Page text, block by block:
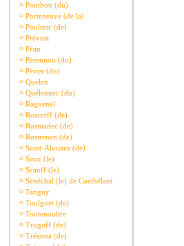
¤ Ponthou (du)
¤ Porteneuve (de la)
¤ Poulmic (de)
¤ Prévost
¤ Péan
¤ Pérennou (du)
¤ Périer (du)
¤ Quelen
¤ Quélennec (du)
¤ Raguenel
¤ Roscerff (de)
¤ Rosmadec (de)
¤ Rostrenen (de)
¤ Saint-Alouarn (de)
¤ Saux (le)
¤ Scauff (le)
¤ Sénéchal (le) de Coethélant
¤ Tanguy
¤ Toulgoet (de)
¤ Toutenoultre
¤ Trogoff (de)
¤ Tréanna (de)